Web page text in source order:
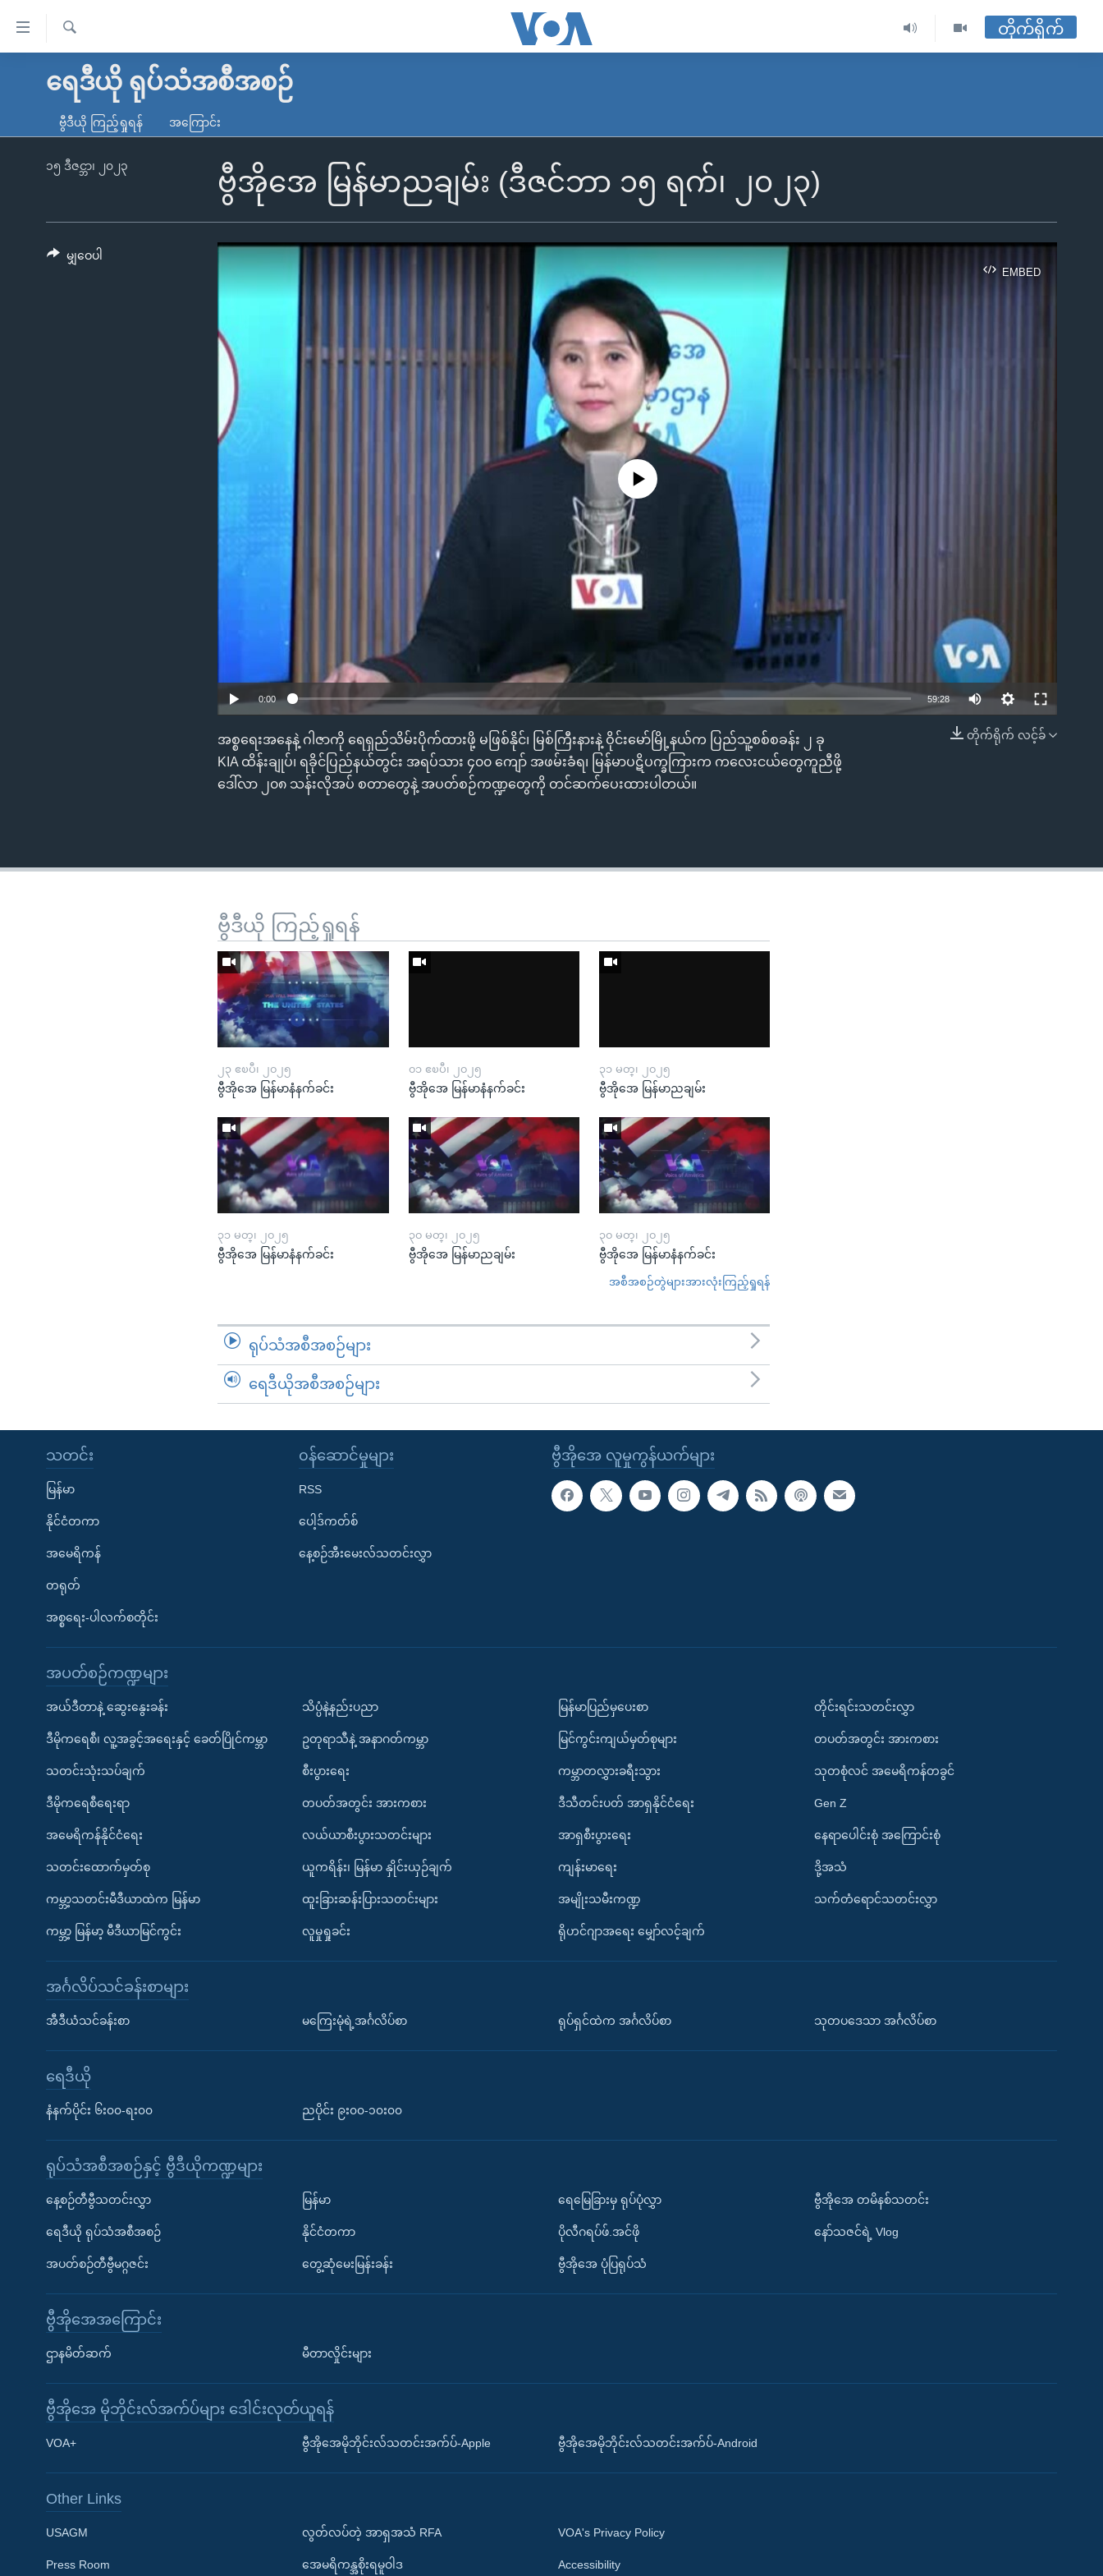
လွယ်ကူ
သည့်
မူလစာမျက်နှာ
ကမ္ဘာ့သတင်းများ
နိုင်ငံတကာ
တရုတ်
အစ္စရေး-ပါလက်စတိုင်း
ရပ်ဝန်းတခု လမ်းတခု အလွန်
အင်္ဂလိပ်စာလေ့လာမယ်
Learning English
ဘာသာစကားများ
ရ
တိုက်ရိုက်
ရေဒီယို ရုပ်သံအစီအစဉ်
ဗွီဒီယို ကြည့်ရှုရန် အကြောင်း
ဗွီအိုအေ မြန်မာညချမ်း (ဒီဇင်ဘာ ၁၅ ရက်၊ ၂၀၂၃)
၁၅ ဒီဇင္ဘာ၊ ၂၀၂၃
EMBED
EMBED
No media source currently available
0:00 59:28
တိုက်ရိုက် လင့်ခ်
အစ္စရေးအနေနဲ့ ဂါဇာကို ရေရှည်သိမ်းပိုက်ထားဖို့ မဖြစ်နိုင်၊ မြစ်ကြီးနားနဲ့ ဝိုင်းမော်မြို့နယ်က ပြည်သူ့စစ်စခန်း ၂ ခု
KIA ထိန်းချုပ်၊ ရခိုင်ပြည်နယ်တွင်း အရပ်သား ၄၀၀ ကျော် အဖမ်းခံရ၊ မြန်မာပဋိပက္ခကြားက ကလေးငယ်တွေကူညီဖို့
ဒေါ်လာ ၂၀၈ သန်းလိုအပ် စတာတွေနဲ့ အပတ်စဉ်ကဏ္ဍတွေကို တင်ဆက်ပေးထားပါတယ်။
မျှဝေပါ
ဗွီဒီယို ကြည့်ရှုရန်
၂၃ ဧၿပီ၊ ၂၀၂၅
ဗွီအိုအေ မြန်မာနံနက်ခင်း
၀၁ ဧၿပီ၊ ၂၀၂၅
ဗွီအိုအေ မြန်မာနံနက်ခင်း
၃၁ မတ္၊ ၂၀၂၅
ဗွီအိုအေ မြန်မာညချမ်း
၃၁ မတ္၊ ၂၀၂၅
ဗွီအိုအေ မြန်မာနံနက်ခင်း
၃၀ မတ္၊ ၂၀၂၅
ဗွီအိုအေ မြန်မာညချမ်း
၃၀ မတ္၊ ၂၀၂၅
ဗွီအိုအေ မြန်မာနံနက်ခင်း
အစီအစဉ်တွဲများအားလုံးကြည့်ရှုရန်
ရုပ်သံအစီအစဉ်များ
ရေဒီယိုအစီအစဉ်များ
ဗွီအိုအေ လူမှုကွန်ယက်များ
သတင်း
မြန်မာ
နိုင်ငံတကာ
အမေရိကန်
တရုတ်
အစ္စရေး-ပါလက်စတိုင်း
၀န်ဆောင်မှုများ
RSS
ပေါ့ဒ်ကတ်စ်
နေ့စဉ်အီးမေးလ်သတင်းလွှာ
အပတ်စဉ်ကဏ္ဍများ
အယ်ဒီတာနဲ့ ဆွေးနွေးခန်း
ဒီမိုကရေစီ၊ လူ့အခွင့်အရေးနှင့် ခေတ်ပြိုင်ကမ္ဘာ
သတင်းသုံးသပ်ချက်
ဒီမိုကရေစီရေးရာ
အမေရိကန်နိုင်ငံရေး
သတင်းထောက်မှတ်စု
ကမ္ဘာ့သတင်းမီဒီယာထဲက မြန်မာ
ကမ္ဘာ့ မြန်မာ့ မီဒီယာမြင်ကွင်း
သိပ္ပံနဲ့နည်းပညာ
ဥတုရာသီနဲ့ အနာဂတ်ကမ္ဘာ
စီးပွားရေး
တပတ်အတွင်း အားကစား
လယ်ယာစီးပွားသတင်းများ
ယူကရိန်း၊ မြန်မာ နှိုင်းယှဉ်ချက်
ထူးခြားဆန်းပြားသတင်းများ
လူမှုရှုခင်း
မြန်မာပြည်မှပေးစာ
မြင်ကွင်းကျယ်မှတ်စုများ
ကမ္ဘာတလွှားခရီးသွား
ဒီသီတင်းပတ် အာရှနိုင်ငံရေး
အာရှစီးပွားရေး
ကျန်းမာရေး
အမျိုးသမီးကဏ္ဍ
ရိုဟင်ဂျာအရေး မျှော်လင့်ချက်
တိုင်းရင်းသတင်းလွှာ
တပတ်အတွင်း အားကစား
သုတစုံလင် အမေရိကန်တခွင်
Gen Z
နေရာပေါင်းစုံ အကြောင်းစုံ
ဒို့အသံ
သက်တံရောင်သတင်းလွှာ
အင်္ဂလိပ်သင်ခန်းစာများ
အီဒီယံသင်ခန်းစာ မကြေးမုံရဲ့အင်္ဂလိပ်စာ ရုပ်ရှင်ထဲက အင်္ဂလိပ်စာ သုတပဒေသာ အင်္ဂလိပ်စာ
ရေဒီယို
နံနက်ပိုင်း ၆း၀၀-ရး၀၀ ညပိုင်း ၉း၀၀-၁၀း၀၀
ရုပ်သံအစီအစဉ်နှင့် ဗွီဒီယိုကဏ္ဍများ
နေ့စဉ်တီဗွီသတင်းလွှာ
ရေဒီယို ရုပ်သံအစီအစဉ်
အပတ်စဉ်တီဗွီမဂ္ဂဇင်း
မြန်မာ
နိုင်ငံတကာ
တွေ့ဆုံမေးမြန်းခန်း
ရေမြေခြားမှ ရုပ်ပုံလွှာ
ပိုလီဂရပ်ဖ်.အင်ဖို
ဗွီအိုအေ ပုံပြရုပ်သံ
ဗွီအိုအေ တမိနစ်သတင်း
နော်သဇင်ရဲ့ Vlog
ဗွီအိုအေအကြောင်း
ဌာနမိတ်ဆက် မီတာလှိုင်းများ
ဗွီအိုအေ မိုဘိုင်းလ်အက်ပ်များ ဒေါင်းလုတ်ယူရန်
VOA+ ဗွီအိုအေမိုဘိုင်းလ်သတင်းအက်ပ်-Apple ဗွီအိုအေမိုဘိုင်းလ်သတင်းအက်ပ်-Android
Other Links
USAGM
Press Room
လွတ်လပ်တဲ့ အာရှအသံ RFA
အေမရိကန္အစိုးရမူဝါဒ
VOA's Privacy Policy
Accessibility